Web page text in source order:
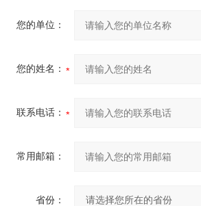
您的单位：
您的姓名：
联系电话：
常用邮箱：
省份：